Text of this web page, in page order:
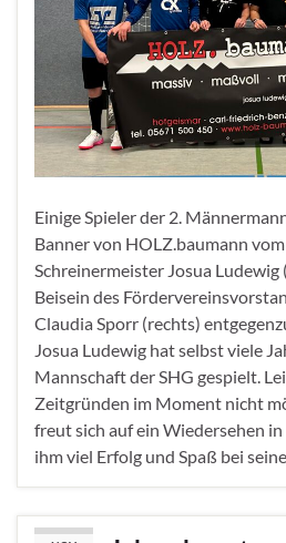
Einige Spieler der 2.
Banner von HOLZ.baumann
Schreinermeister Josua
Beisein des
Claudia Sporr (rechts)
Josua Ludewig hat selbst viele
Mannschaft der SHG gespielt.
Zeitgründen im Moment nicht
freut sich auf ein Wiedersehen
ihm viel Erfolg und Spaß bei